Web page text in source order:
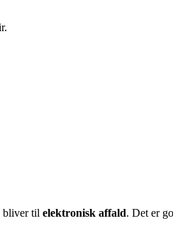
bliver til elektronisk affald. Det er